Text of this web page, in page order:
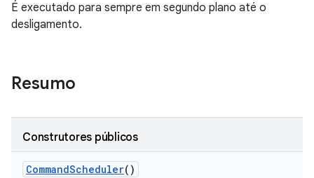
É executado para sempre em segundo plano até o
desligamento.
Resumo
Construtores públicos
CommandScheduler()